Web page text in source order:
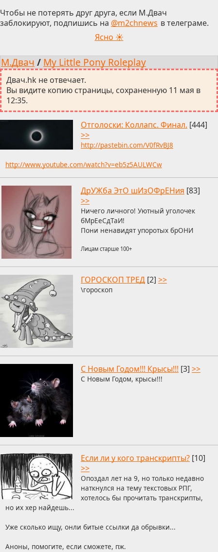
Чтобы не потерять друг друга, если М.Двач
заблокируют, подпишись на @m2chnews в телеграме.
Ясно ☀
М.Двач / My Little Pony Roleplay
Двач.hk не отвечает.
Вы видите копию страницы, сохраненную 11 мая в
12:35.
Отголоски: Коллапс. Финал. [444]
>>
http://pastebin.com/V0fRvBJ8
http://www.youtube.com/watch?v=eb5z5AULWCw
ДрУЖба ЭтО шИзОФрЕНия [83]
>>
Ничего личного! Уютный уголочек
бМрЕеСдТаИ!
Пони ненавидят упоротых брОНИ
Лицам старше 100+
ГОРОСКОП ТРЕД [2] >>
\гороскоп
С Новым Годом!!! Крысы!!! [3] >>
С Новым Годом, крысы!!!
Если ли у кого транскрипты? [10]
>>
Опоздал лет на 9, но только недавно
наткнулся на тему текстовых РПГ,
хотелось бы прочитать транскрипты,
но их хер найдешь...
Уже сколько ищу, онли битые ссылки да обрывки...
Аноны, помогите, если сможете, пж.